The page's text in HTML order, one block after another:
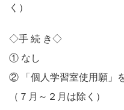
く）
◇手 続 き◇
① なし
② 「個人学習室使用願」
（７月～２月は除く）